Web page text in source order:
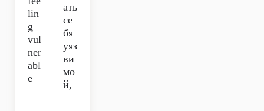
lin
g
vul
ner
abl
e
ать
се
бя
уяз
ви
мо
й,